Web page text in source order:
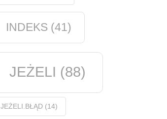
INDEKS (41)
JEŻELI (88)
JEŻELI.BŁĄD (14)